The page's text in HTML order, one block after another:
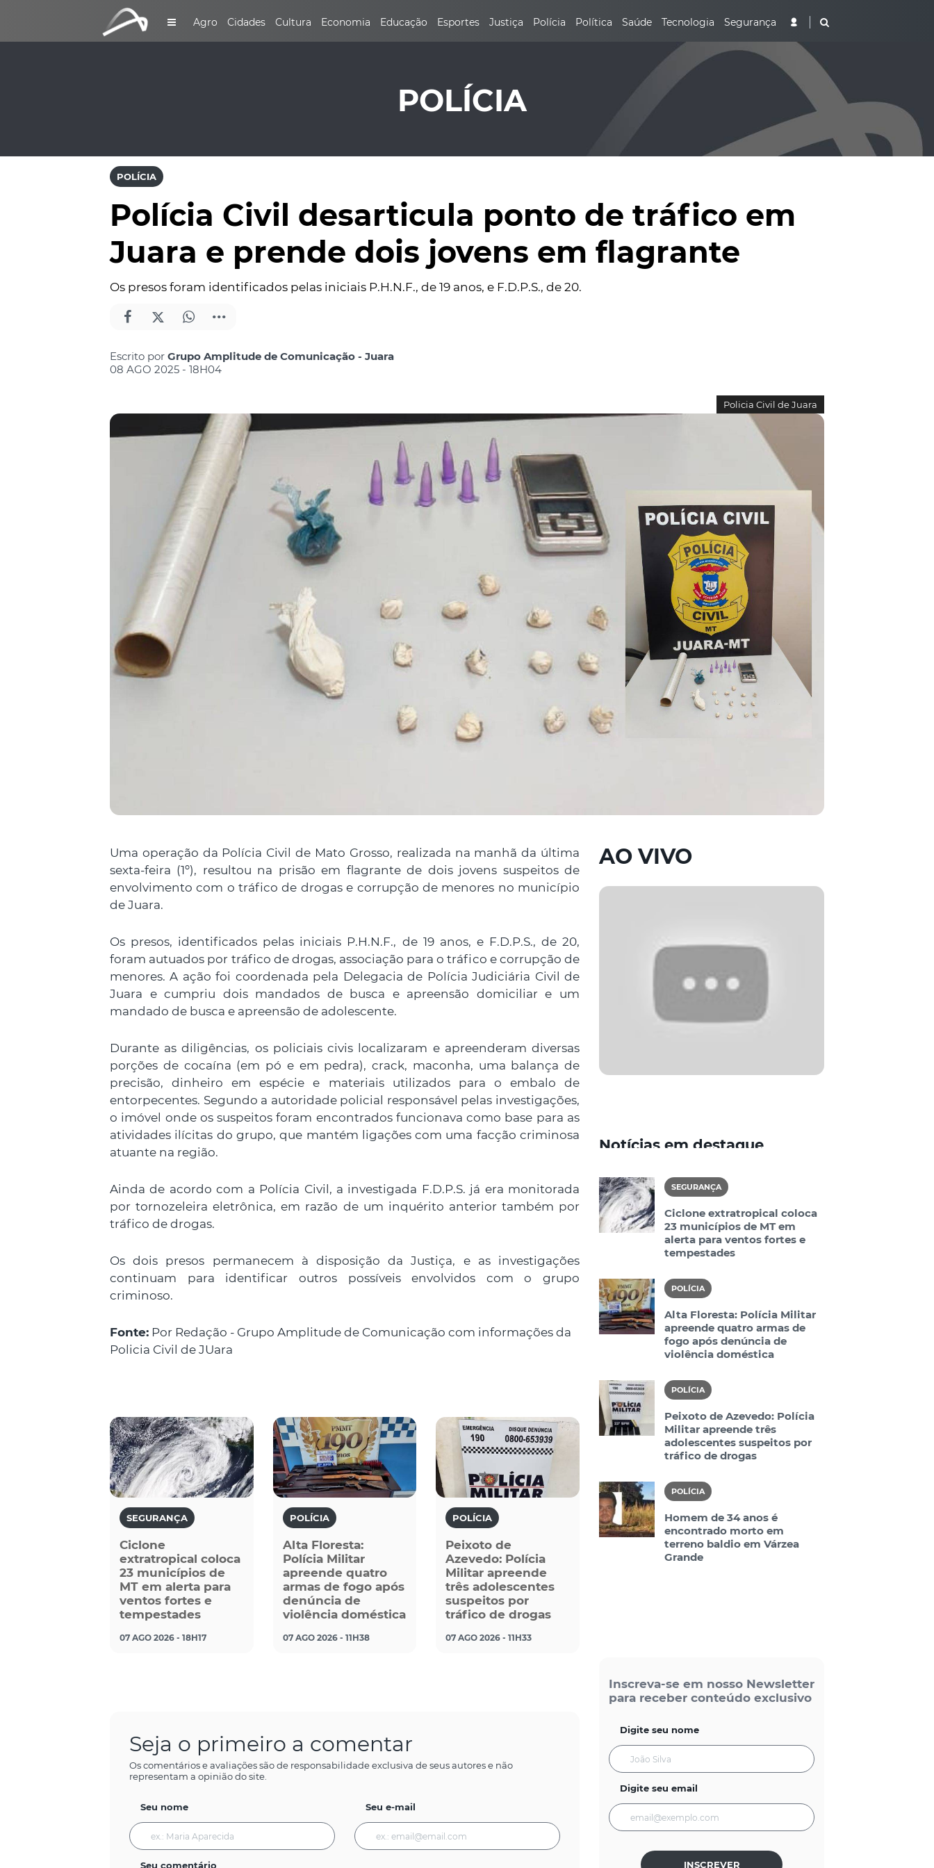
Agro Cidades Cultura Economia Educação Esportes Justiça Polícia Política Saúde Tecnologia Segurança
POLÍCIA
POLÍCIA
Polícia Civil desarticula ponto de tráfico em
Juara e prende dois jovens em flagrante
Os presos foram identificados pelas iniciais P.H.N.F., de 19 anos, e F.D.P.S., de 20.
Escrito por Grupo Amplitude de Comunicação - Juara
08 AGO 2025 - 18H04
Policia Civil de Juara
Uma operação da Polícia Civil de Mato Grosso, realizada na manhã da última
sexta-feira (1º), resultou na prisão em flagrante de dois jovens suspeitos de
envolvimento com o tráfico de drogas e corrupção de menores no município
de Juara.
Os presos, identificados pelas iniciais P.H.N.F., de 19 anos, e F.D.P.S., de 20,
foram autuados por tráfico de drogas, associação para o tráfico e corrupção de
menores. A ação foi coordenada pela Delegacia de Polícia Judiciária Civil de
Juara e cumpriu dois mandados de busca e apreensão domiciliar e um
mandado de busca e apreensão de adolescente.
Durante as diligências, os policiais civis localizaram e apreenderam diversas
porções de cocaína (em pó e em pedra), crack, maconha, uma balança de
precisão, dinheiro em espécie e materiais utilizados para o embalo de
entorpecentes. Segundo a autoridade policial responsável pelas investigações,
o imóvel onde os suspeitos foram encontrados funcionava como base para as
atividades ilícitas do grupo, que mantém ligações com uma facção criminosa
atuante na região.
Ainda de acordo com a Polícia Civil, a investigada F.D.P.S. já era monitorada
por tornozeleira eletrônica, em razão de um inquérito anterior também por
tráfico de drogas.
Os dois presos permanecem à disposição da Justiça, e as investigações
continuam para identificar outros possíveis envolvidos com o grupo
criminoso.
Fonte: Por Redação - Grupo Amplitude de Comunicação com informações da
Policia Civil de JUara
SEGURANÇA
Ciclone
extratropical coloca
23 municípios de
MT em alerta para
ventos fortes e
tempestades
07 AGO 2026 - 18H17
POLÍCIA
Alta Floresta:
Polícia Militar
apreende quatro
armas de fogo após
denúncia de
violência doméstica
07 AGO 2026 - 11H38
POLÍCIA
Peixoto de
Azevedo: Polícia
Militar apreende
três adolescentes
suspeitos por
tráfico de drogas
07 AGO 2026 - 11H33
Seja o primeiro a comentar
Os comentários e avaliações são de responsabilidade exclusiva de seus autores e não
representam a opinião do site.
Seu nome Seu e-mail
Seu comentário
AO VIVO
SEGURANÇA
Ciclone extratropical coloca
23 municípios de MT em
alerta para ventos fortes e
tempestades
POLÍCIA
Alta Floresta: Polícia Militar
apreende quatro armas de
fogo após denúncia de
violência doméstica
POLÍCIA
Peixoto de Azevedo: Polícia
Militar apreende três
adolescentes suspeitos por
tráfico de drogas
POLÍCIA
Homem de 34 anos é
encontrado morto em
terreno baldio em Várzea
Grande
Inscreva-se em nosso Newsletter
para receber conteúdo exclusivo
Digite seu nome
Digite seu email
INSCREVER
Notícias em destaque